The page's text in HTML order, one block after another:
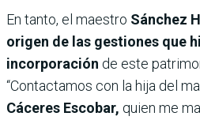
En tanto, el maestro Sánchez
origen de las gestiones que
incorporación de este
“Contactamos con la hija del
Cáceres Escobar, quien me